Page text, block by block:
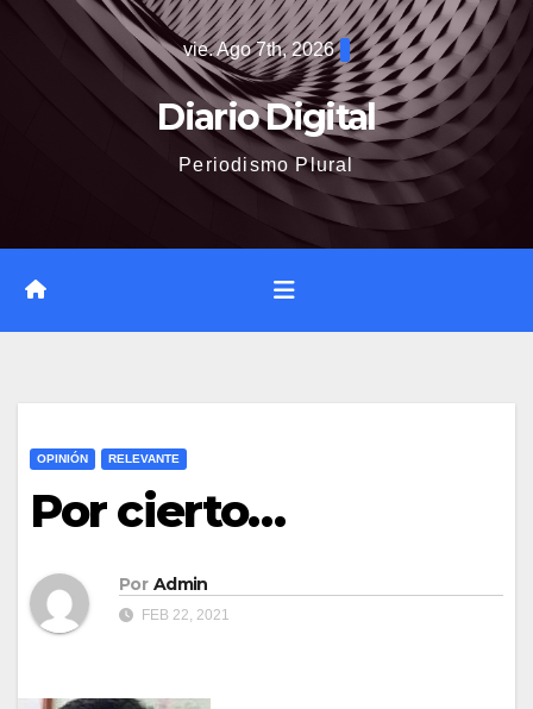
vie. Ago 7th, 2026
Diario Digital
Periodismo Plural
OPINIÓN RELEVANTE
Por cierto…
Por Admin
FEB 22, 2021